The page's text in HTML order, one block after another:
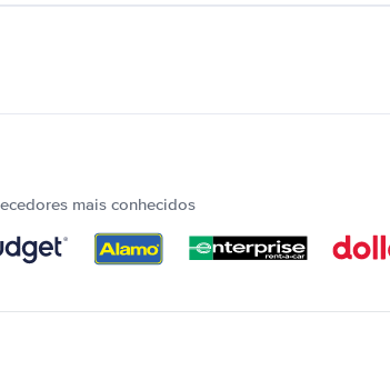
mais conhecidos